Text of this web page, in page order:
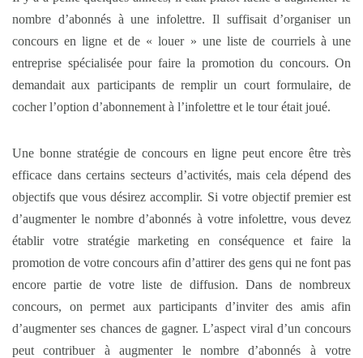
nombre d’abonnés à une infolettre. Il suffisait d’organiser un
concours en ligne et de « louer » une liste de courriels à une
entreprise spécialisée pour faire la promotion du concours. On
demandait aux participants de remplir un court formulaire, de
cocher l’option d’abonnement à l’infolettre et le tour était joué.
Une bonne stratégie de concours en ligne peut encore être très
efficace dans certains secteurs d’activités, mais cela dépend des
objectifs que vous désirez accomplir. Si votre objectif premier est
d’augmenter le nombre d’abonnés à votre infolettre, vous devez
établir votre stratégie marketing en conséquence et faire la
promotion de votre concours afin d’attirer des gens qui ne font pas
encore partie de votre liste de diffusion. Dans de nombreux
concours, on permet aux participants d’inviter des amis afin
d’augmenter ses chances de gagner. L’aspect viral d’un concours
peut contribuer à augmenter le nombre d’abonnés à votre